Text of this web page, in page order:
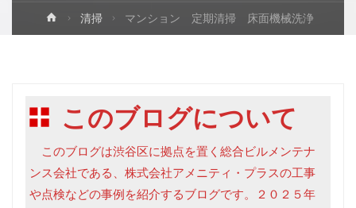
清掃 マンション 定期清掃 床面機械洗浄
このブログについて
このブログは渋谷区に拠点を置く総合ビルメンテナ
ンス会社である、株式会社アメニティ・プラスの工事
や点検などの事例を紹介するブログです。２０２５年